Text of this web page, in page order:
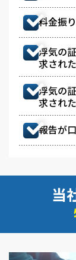
料金振
浮気の
求された
浮気の
求された
報告が
当